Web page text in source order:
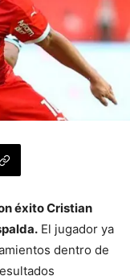
éxito Cristian
El jugador ya
dentro de